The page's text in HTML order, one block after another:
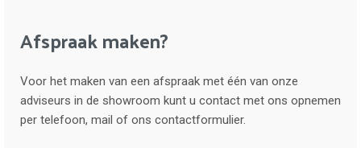
Afspraak maken?
Voor het maken van een afspraak met één van onze
adviseurs in de showroom kunt u contact met ons opnemen
per telefoon, mail of ons contactformulier.